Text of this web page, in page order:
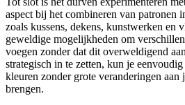
aspect bij het combineren van patronen
zoals kussens, dekens, kunstwerken en
geweldige mogelijkheden om
voegen zonder dat dit overweldigend
strategisch in te zetten, kun je
kleuren zonder grote veranderingen aan
brengen.